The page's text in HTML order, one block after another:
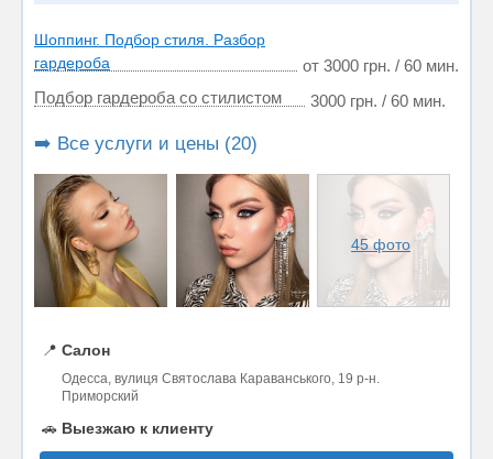
Шоппинг. Подбор стиля. Разбор
гардероба
от 3000 грн. / 60 мин.
Подбор гардероба со стилистом
3000 грн. / 60 мин.
➡️ Все услуги и цены (20)
45 фото
📍 Салон
Одесса, вулиця Святослава Караванського, 19 р-н.
Приморский
🚗 Выезжаю к клиенту